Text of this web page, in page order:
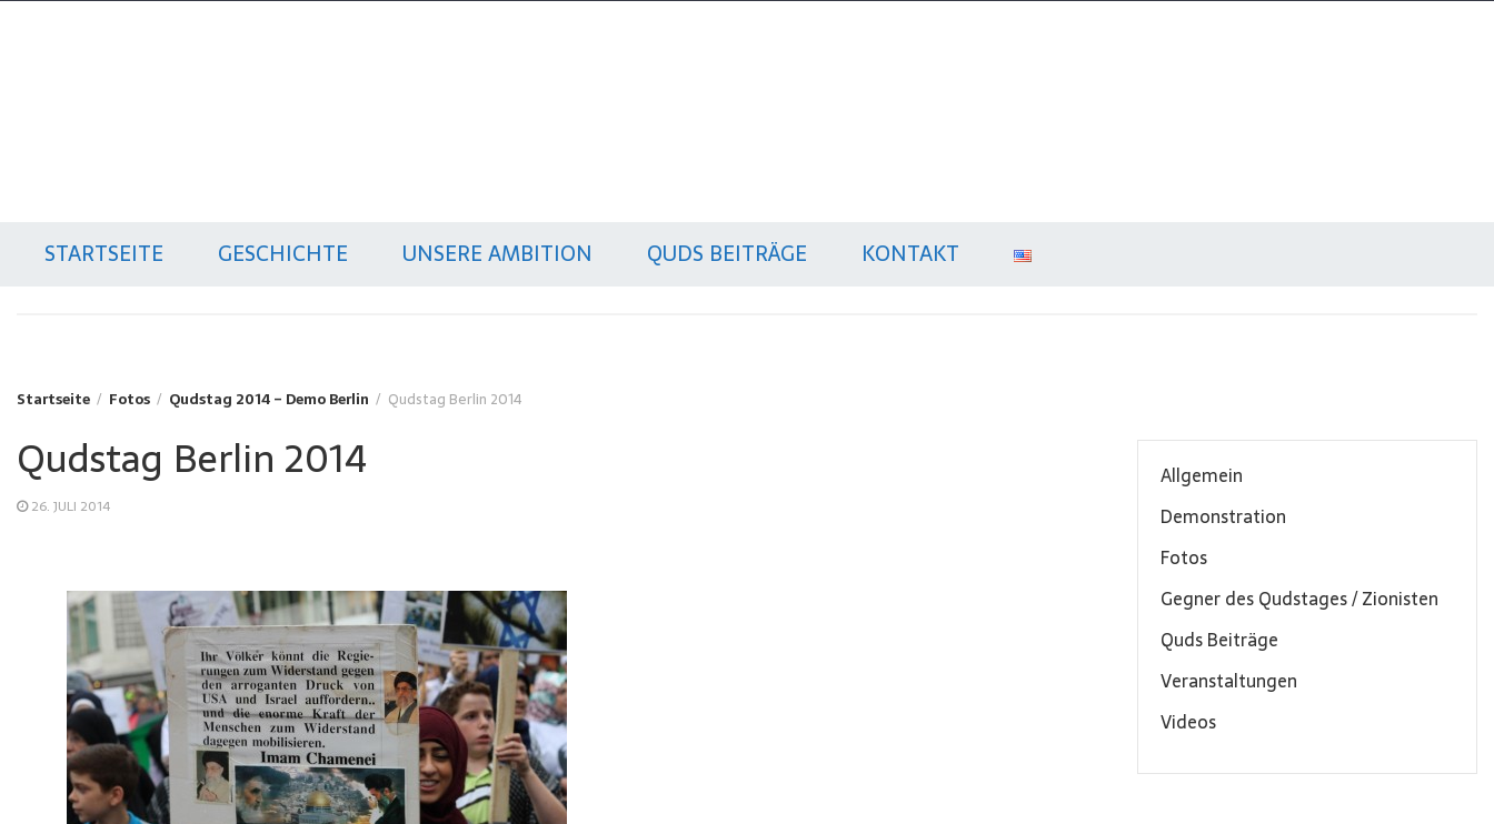
Zum
STARTSEITE GESCHICHTE UNSERE AMBITION QUDS BEITRÄGE KONTAKT
Startseite Fotos Qudstag 2014 – Demo Berlin Qudstag Berlin 2014
Qudstag Berlin 2014
26. JULI 2014
Allgemein
Demonstration
Fotos
Gegner des Qudstages / Zionisten
Quds Beiträge
Veranstaltungen
Videos